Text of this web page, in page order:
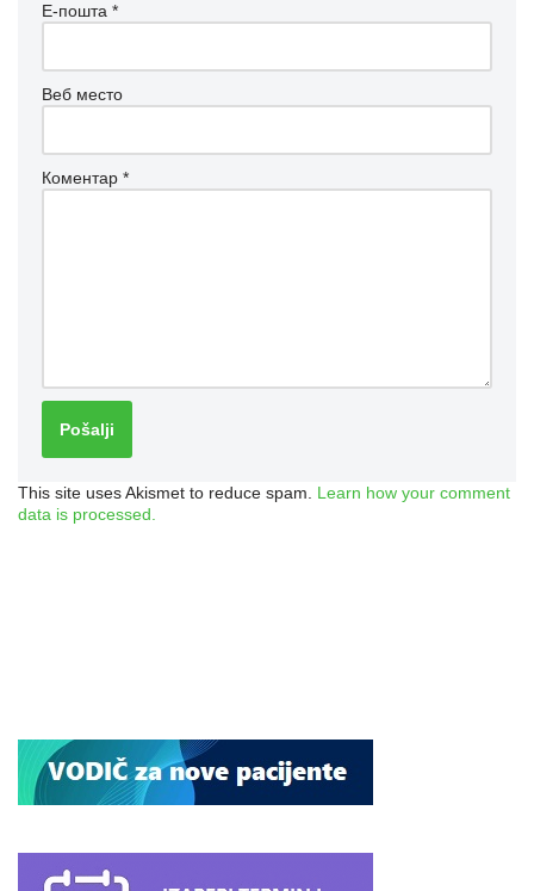
Е-пошта *
Веб место
Коментар *
This site uses Akismet to reduce spam. Learn how your comment
data is processed.